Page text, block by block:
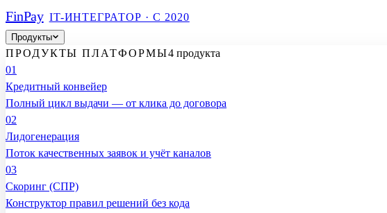
FinPay IT-ИНТЕГРАТОР · С 2020
Продукты
ПРОДУКТЫ ПЛАТФОРМЫ4 продукта
01
Кредитный конвейер
Полный цикл выдачи — от клика до договора
02
Лидогенерация
Поток качественных заявок и учёт каналов
03
Скоринг (СПР)
Конструктор правил решений без кода